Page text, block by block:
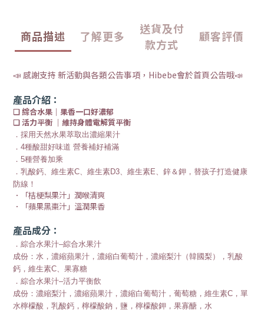
商品描述 了解更多
送貨及付
款方式
顧客評價
📣 感謝支持 新活動與各類公告事項，Hibebe會於首頁公告哦📣
產品介紹：
❏ 綜合水果｜果香一口好濃郁
❏ 活力平衡 ｜維持身體電解質平衡
．採用天然水果萃取出濃縮果汁
．4種酸甜好味道 營養補好補滿
．5種營養加乘
．乳酸鈣、維生素C、維生素D3、維生素E、鋅＆鉀，替孩子打造健康
防線！
．「桔梗梨果汁」潤喉清爽
．「蘋果黑棗汁」溫潤果香
產品成分：
．綜合水果汁–綜合水果汁
成份：水，濃縮蘋果汁，濃縮白葡萄汁，濃縮梨汁（韓國梨），乳酸
鈣，維生素C、果寡糖
．綜合水果汁–活力平衡飲
成份：濃縮梨汁，濃縮蘋果汁，濃縮白葡萄汁，葡萄糖，維生素C，單
水檸檬酸，乳酸鈣，檸檬酸鈉，鹽，檸檬酸鉀，果寡醣，水